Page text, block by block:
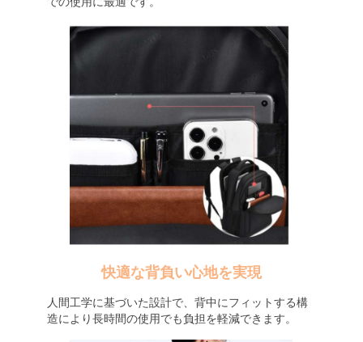
快適な背負い心地を実現
人間工学に基づいた設計で、背中にフィットする構
造により長時間の使用でも負担を軽減できます。